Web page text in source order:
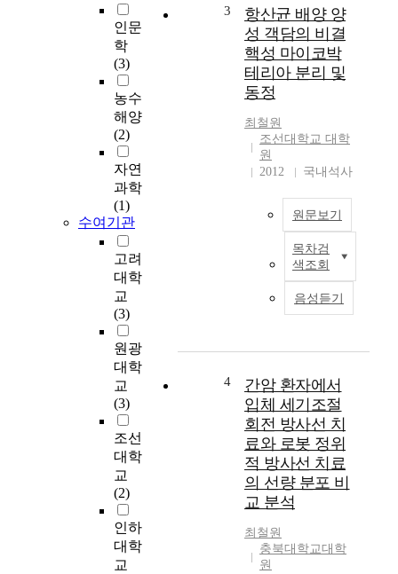
인문
학
(3)
농수
해양
(2)
자연
과학
(1)
수여기관
고려
대학
교
(3)
원광
대학
교
(3)
조선
대학
교
(2)
인하
대학
교
3
항산균 배양 양
성 객담의 비결
핵성 마이코박
테리아 분리 및
동정
최철원
조선대학교 대학
원
2012
국내석사
원문보기
목차검
색조회
음성듣기
4
간암 환자에서
입체 세기조절
회전 방사선 치
료와 로봇 정위
적 방사선 치료
의 선량 분포 비
교 분석
최철원
충북대학교대학
원